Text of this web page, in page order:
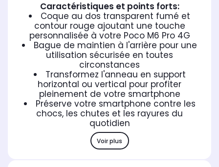
Caractéristiques et points forts:
Coque au dos transparent fumé et
contour rouge ajoutant une touche
personnalisée à votre Poco M6 Pro 4G
Bague de maintien à l'arrière pour une
utilisation sécurisée en toutes
circonstances
Transformez l'anneau en support
horizontal ou vertical pour profiter
pleinement de votre smartphone
Préserve votre smartphone contre les
chocs, les chutes et les rayures du
quotidien
Voir plus